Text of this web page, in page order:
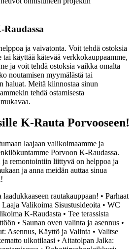
Raudassa
ja vaivatonta. Voit tehdä ostoksia
käyttää kätevää verkkokauppaamme,
ja voit tehdä ostoksia vaikka omalta
noutamisen myymälästä tai
Meitä kiinnostaa sinun
tehdä ostamisesta
K-Rauta Porvooseen!
laajaan valikoimaamme ja
Porvoon K-Raudassa.
remontointiin liittyvä on helppoa ja
ja anna meidän auttaa sinua
rautakauppaan! • Parhaat
Valikoima Sisustusideoita • WC
K-Raudasta • Tee terassista
• Saunan oven valinta ja asennus •
Asennus, Käyttö ja Valinta • Valitse
ulkotilaasi • Aitatolpan Jalka: